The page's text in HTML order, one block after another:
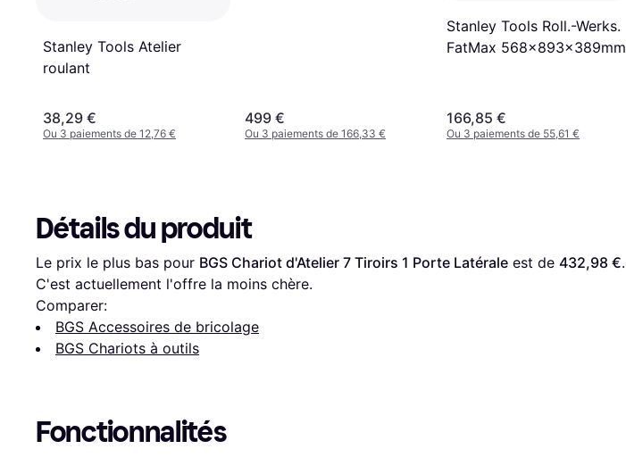
Stanley Tools Atelier
roulant
38,29 €
Ou 3 paiements de 12,76 €
499 €
Ou 3 paiements de 166,33 €
Stanley Tools Roll.-Werks.
FatMax 568x893x389mm
166,85 €
Ou 3 paiements de 55,61 €
Détails du produit
Le prix le plus bas pour BGS Chariot d'Atelier 7 Tiroirs 1 Porte Latérale est de 432,98 €.
C'est actuellement l'offre la moins chère.
Comparer:
BGS Accessoires de bricolage
BGS Chariots à outils
Fonctionnalités